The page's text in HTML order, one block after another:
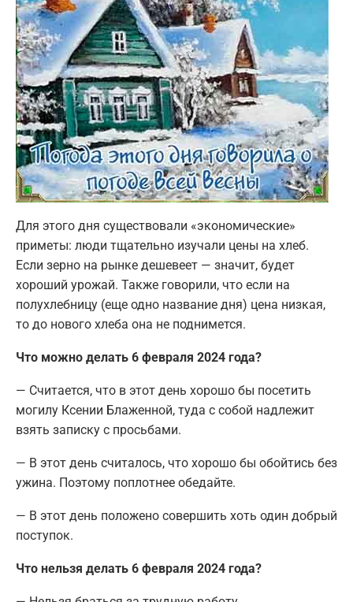
Для этого дня существовали «экономические»
приметы: люди тщательно изучали цены на хлеб.
Если зерно на рынке дешевеет — значит, будет
хороший урожай. Также говорили, что если на
полухлебницу (еще одно название дня) цена низкая,
то до нового хлеба она не поднимется.
Что можно делать 6 февраля 2024 года?
— Считается, что в этот день хорошо бы посетить
могилу Ксении Блаженной, туда с собой надлежит
взять записку с просьбами.
— В этот день считалось, что хорошо бы обойтись без
ужина. Поэтому поплотнее обедайте.
— В этот день положено совершить хоть один добрый
поступок.
Что нельзя делать 6 февраля 2024 года?